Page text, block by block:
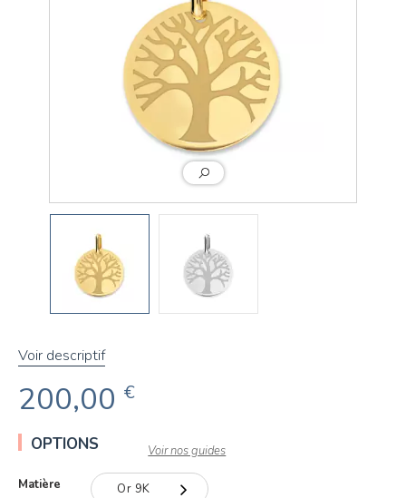
Voir descriptif
200,00 €
OPTIONS Voir nos guides
Matière Or 9K